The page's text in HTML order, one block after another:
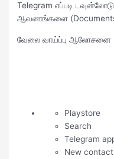
Telegram எப்படி
ஆவணங்களை (Documents)
வேலை வாய்ப்பு ஆலோசனை
Playstore
Search
Telegram
New contact